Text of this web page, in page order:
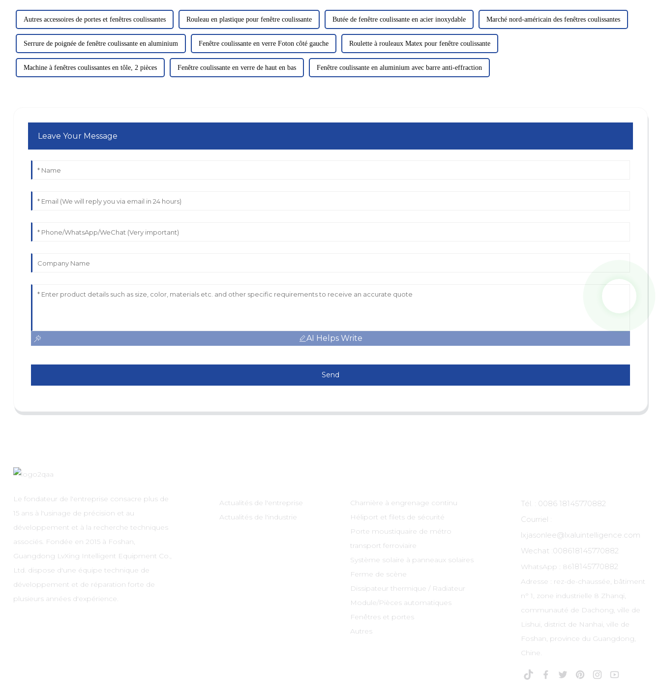
Autres accessoires de portes et fenêtres coulissantes Rouleau en plastique pour fenêtre coulissante Butée de fenêtre coulissante en acier inoxydable Marché nord-américain des fenêtres coulissantes
Serrure de poignée de fenêtre coulissante en aluminium Fenêtre coulissante en verre Foton côté gauche Roulette à rouleaux Matex pour fenêtre coulissante
Machine à fenêtres coulissantes en tôle, 2 pièces Fenêtre coulissante en verre de haut en bas Fenêtre coulissante en aluminium avec barre anti-effraction
Leave Your Message
AI Helps Write
Send
Le fondateur de l'entreprise consacre plus de
15 ans à l'usinage de précision et au
développement et à la recherche techniques
associés. Fondée en 2015 à Foshan,
Guangdong LvXing Intelligent Equipment Co.,
Ltd. dispose d'une équipe technique de
développement et de réparation forte de
plusieurs années d'expérience.
Actualités de l'entreprise
Actualités de l'industrie
Charnière à engrenage continu
Héliport et filets de sécurité
Porte moustiquaire de métro
transport ferroviaire
Système solaire à panneaux solaires
Ferme de scène
Dissipateur thermique / Radiateur
Module/Pièces automatiques
Fenêtres et portes
Autres
Tél. : 0086 18145770882
Courriel :
lxjasonlee@lxaluintelligence.com
Wechat :008618145770882
WhatsApp : 8618145770882
Adresse : rez-de-chaussée, bâtiment
n° 1, zone industrielle 8 Zhanqi,
communauté de Dachong, ville de
Lishui, district de Nanhai, ville de
Foshan, province du Guangdong,
Chine.